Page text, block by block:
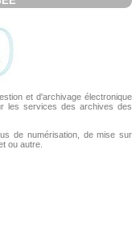
et d'archivage électronique
les services des archives des
de numérisation, de mise sur
ou autre.